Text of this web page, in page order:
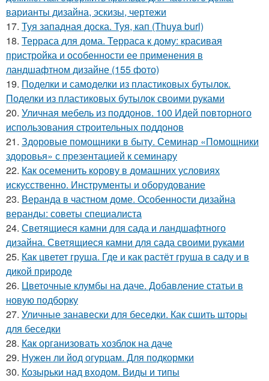
варианты дизайна, эскизы, чертежи
17. Туя западная доска. Туя, кап (Thuya burl)
18. Терраса для дома. Терраса к дому: красивая
пристройка и особенности ее применения в
ландшафтном дизайне (155 фото)
19. Поделки и самоделки из пластиковых бутылок.
Поделки из пластиковых бутылок своими руками
20. Уличная мебель из поддонов. 100 Идей повторного
использования строительных поддонов
21. Здоровые помощники в быту. Семинар «Помощники
здоровья» с презентацией к семинару
22. Как осеменить корову в домашних условиях
искусственно. Инструменты и оборудование
23. Веранда в частном доме. Особенности дизайна
веранды: советы специалиста
24. Светящиеся камни для сада и ландшафтного
дизайна. Светящиеся камни для сада своими руками
25. Как цветет груша. Где и как растёт груша в саду и в
дикой природе
26. Цветочные клумбы на даче. Добавление статьи в
новую подборку
27. Уличные занавески для беседки. Как сшить шторы
для беседки
28. Как организовать хозблок на даче
29. Нужен ли йод огурцам. Для подкормки
30. Козырьки над входом. Виды и типы